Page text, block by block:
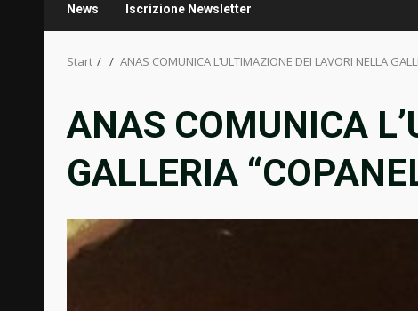
News Iscrizione Newsletter
Start ANAS COMUNICA L’ULTIMAZIONE DEI LAVORI NELLA
ANAS COMUNICA
GALLERIA